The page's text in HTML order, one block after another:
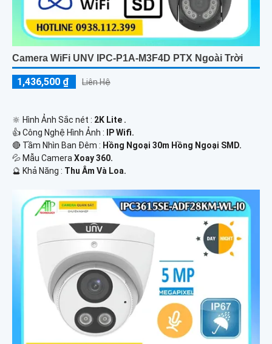
Camera WiFi UNV IPC-P1A-M3F4D PTX Ngoài Trời
1,436,500 ₫ Liên Hệ
🔆 Hình Ảnh Sắc nét : 2K Lite .
👍 Công Nghệ Hình Ảnh :
IP Wifi.
🔴 Tầm Nhìn Ban Đêm : Hồng Ngoại 30m Hồng Ngoại SMD.
💦 Mẫu Camera Xoay 360.
️🔮 Khả Năng : Thu Âm Và Loa.